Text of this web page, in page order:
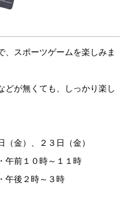
、スポーツゲームを楽しみま
どが無くても、しっかり楽し
（金）、２３日（金）
午前１０時～１１時
後２時～３時